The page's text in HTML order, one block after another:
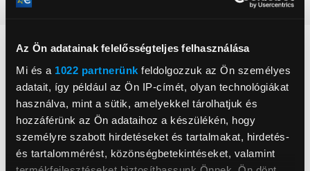
Az Ön adatainak felelősségteljes felhasználása
Mi és a 1022 partnerünk feldolgozzuk az Ön személyes
adatait, így például az Ön IP-címét, olyan technológiákat
használva, mint a sütik, amelyekkel tárolhatjuk és
hozzáférünk az Ön adataihoz a készülékén, hogy
személyre szabott hirdetéseket és tartalmakat, hirdetés-
és tartalommérést, közönségbetekintéseket, valamint
Részletes ismertető
Neked ajánljuk